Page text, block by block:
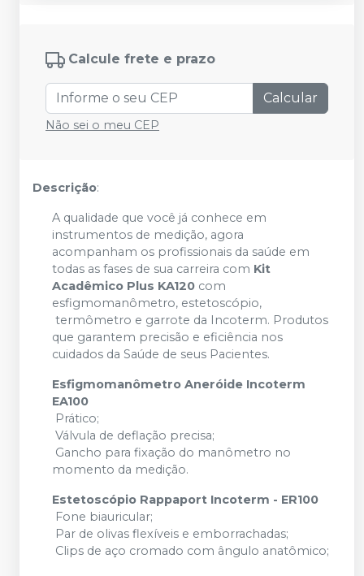
Calcule frete e prazo
Calcular
Não sei o meu CEP
Descrição:
A qualidade que você já conhece em
instrumentos de medição, agora
acompanham os profissionais da saúde em
todas as fases de sua carreira com Kit
Acadêmico Plus KA120 com
esfigmomanômetro, estetoscópio,
termômetro e garrote da Incoterm. Produtos
que garantem precisão e eficiência nos
cuidados da Saúde de seus Pacientes.
Esfigmomanômetro Aneróide Incoterm
EA100
Prático;
Válvula de deflação precisa;
Gancho para fixação do manômetro no
momento da medição.
Estetoscópio Rappaport Incoterm - ER100
Fone biauricular;
Par de olivas flexíveis e emborrachadas;
Clips de aço cromado com ângulo anatômico;